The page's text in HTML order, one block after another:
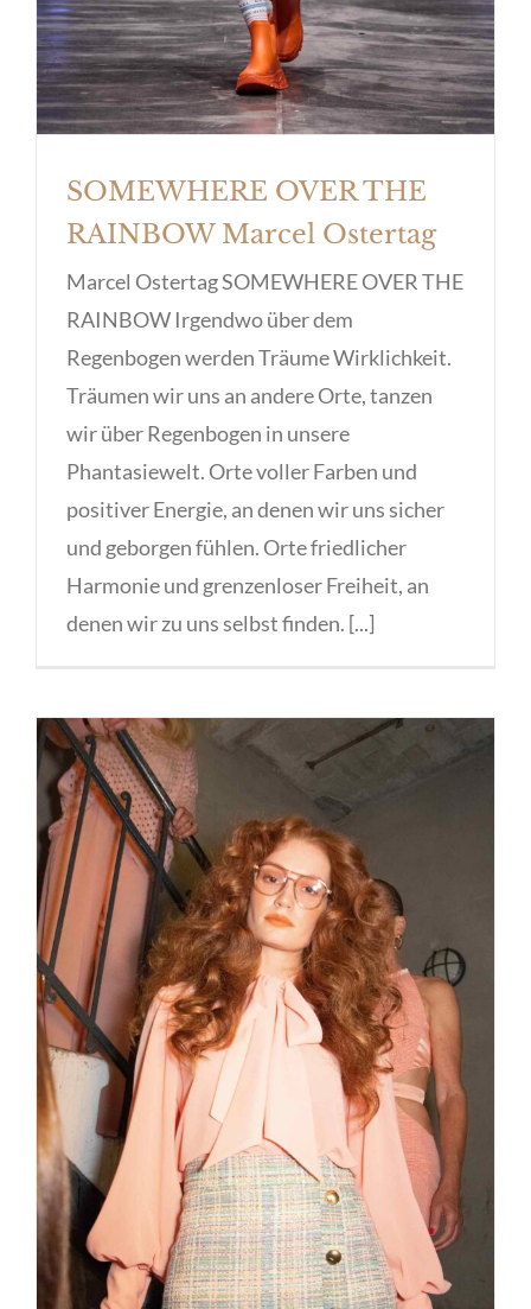
SOMEWHERE OVER THE
RAINBOW Marcel Ostertag
Marcel Ostertag SOMEWHERE OVER THE
RAINBOW Irgendwo über dem
Regenbogen werden Träume Wirklichkeit.
Träumen wir uns an andere Orte, tanzen
wir über Regenbogen in unsere
Phantasiewelt. Orte voller Farben und
positiver Energie, an denen wir uns sicher
und geborgen fühlen. Orte friedlicher
Harmonie und grenzenloser Freiheit, an
denen wir zu uns selbst finden. [...]
Marcel Ostertag – SALT ss23